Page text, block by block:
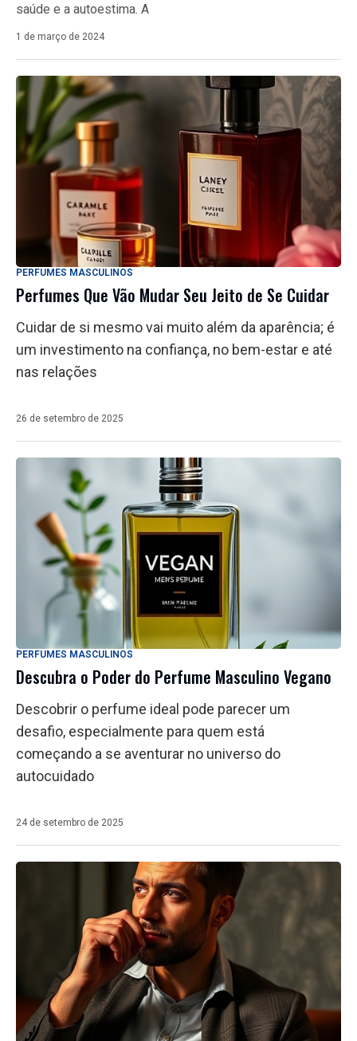
saúde e a autoestima. A
1 de março de 2024
PERFUMES MASCULINOS
Perfumes Que Vão Mudar Seu Jeito de Se Cuidar
Cuidar de si mesmo vai muito além da aparência; é
um investimento na confiança, no bem-estar e até
nas relações
26 de setembro de 2025
PERFUMES MASCULINOS
Descubra o Poder do Perfume Masculino Vegano
Descobrir o perfume ideal pode parecer um
desafio, especialmente para quem está
começando a se aventurar no universo do
autocuidado
24 de setembro de 2025